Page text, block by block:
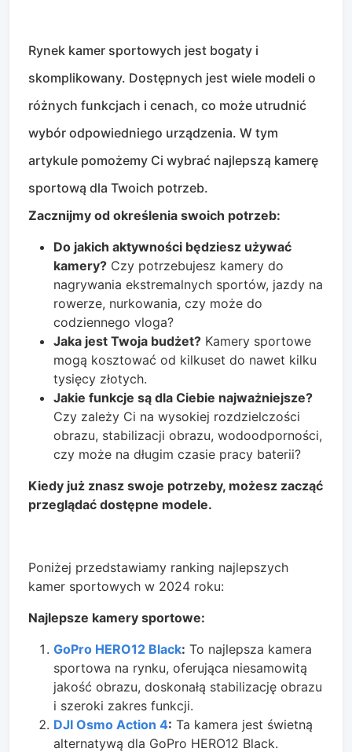
Rynek kamer sportowych jest bogaty i
skomplikowany. Dostępnych jest wiele modeli o
różnych funkcjach i cenach, co może utrudnić
wybór odpowiedniego urządzenia. W tym
artykule pomożemy Ci wybrać najlepszą kamerę
sportową dla Twoich potrzeb.
Zacznijmy od określenia swoich potrzeb:
Do jakich aktywności będziesz używać
kamery? Czy potrzebujesz kamery do
nagrywania ekstremalnych sportów, jazdy na
rowerze, nurkowania, czy może do
codziennego vloga?
Jaka jest Twoja budżet? Kamery sportowe
mogą kosztować od kilkuset do nawet kilku
tysięcy złotych.
Jakie funkcje są dla Ciebie najważniejsze?
Czy zależy Ci na wysokiej rozdzielczości
obrazu, stabilizacji obrazu, wodoodporności,
czy może na długim czasie pracy baterii?
Kiedy już znasz swoje potrzeby, możesz zacząć
przeglądać dostępne modele.
Poniżej przedstawiamy ranking najlepszych
kamer sportowych w 2024 roku:
Najlepsze kamery sportowe:
GoPro HERO12 Black: To najlepsza kamera
sportowa na rynku, oferująca niesamowitą
jakość obrazu, doskonałą stabilizację obrazu
i szeroki zakres funkcji.
DJI Osmo Action 4: Ta kamera jest świetną
alternatywą dla GoPro HERO12 Black.